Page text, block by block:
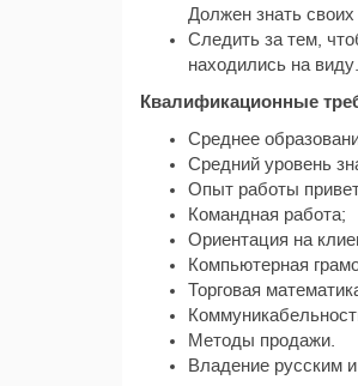
Должен знать
Следить за тем,
находились на виду.
Квалификационные
Среднее
Средний уровень
Опыт работы
Командная работа;
Ориентация на
Компьютерная
Торговая
Методы продажи.
Владение русским